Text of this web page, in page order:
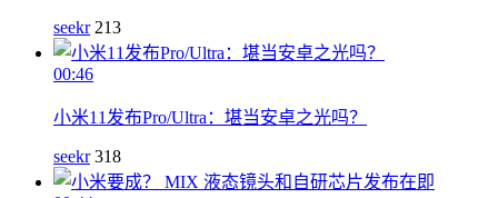
seekr 213
00:46
小米11发布Pro/Ultra：堪当安卓之光吗？
seekr 318